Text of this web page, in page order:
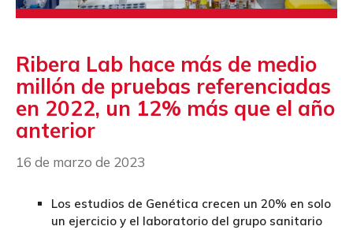
Ribera Lab hace más de medio
millón de pruebas referenciadas
en 2022, un 12% más que el año
anterior
16 de marzo de 2023
Los estudios de Genética crecen un 20% en solo
un ejercicio y el laboratorio del grupo sanitario